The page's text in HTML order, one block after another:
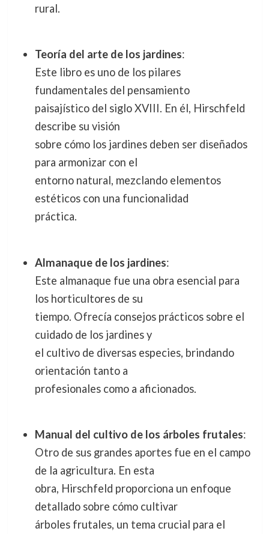
rural.
Teoría del arte de los jardines:
Este libro es uno de los pilares
fundamentales del pensamiento
paisajístico del siglo XVIII. En él, Hirschfeld
describe su visión
sobre cómo los jardines deben ser diseñados
para armonizar con el
entorno natural, mezclando elementos
estéticos con una funcionalidad
práctica.
Almanaque de los jardines:
Este almanaque fue una obra esencial para
los horticultores de su
tiempo. Ofrecía consejos prácticos sobre el
cuidado de los jardines y
el cultivo de diversas especies, brindando
orientación tanto a
profesionales como a aficionados.
Manual del cultivo de los árboles frutales:
Otro de sus grandes aportes fue en el campo
de la agricultura. En esta
obra, Hirschfeld proporciona un enfoque
detallado sobre cómo cultivar
árboles frutales, un tema crucial para el